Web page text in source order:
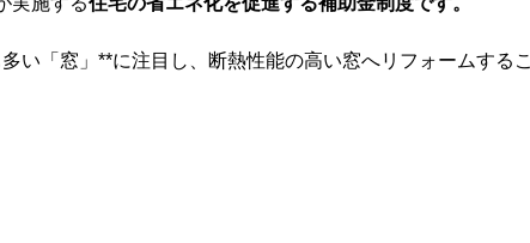
い「窓」**に注目し、断熱性能の高い窓へリフォームするこ